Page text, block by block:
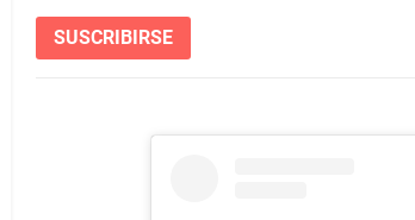
SUSCRIBIRSE